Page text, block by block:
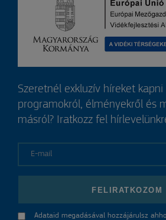
Szeretnél exkluzív híreket
programokról, élményekről és
másról? Iratkozz fel
FELIRATKOZOM
Adataid megadásával hozzájárulsz